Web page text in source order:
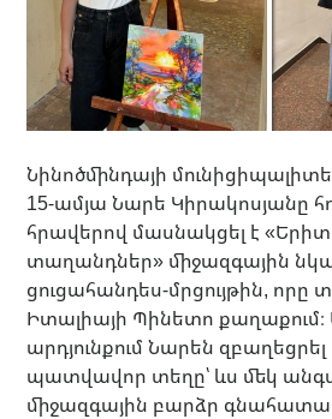
Նինոծմինդայի
15-ամյա Նարե Կիրակոսյանը
հրավերով մասնակցել է
տաղանդներ» միջազգային
ցուցահանդես-մրցույթին, որը
Իտալիայի Պինետո քաղաքում։
արդյունքում Նարեն
պատվավոր տեղը՝ ևս մեկ
միջազգային բարձր